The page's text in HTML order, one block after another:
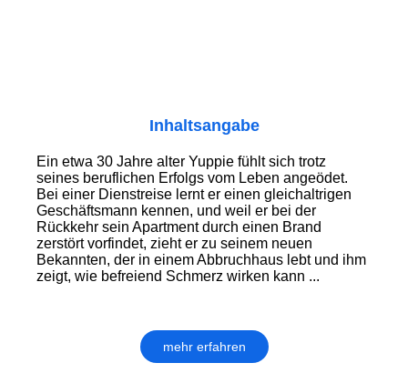
Inhaltsangabe
Ein etwa 30 Jahre alter Yuppie fühlt sich trotz
seines beruflichen Erfolgs vom Leben angeödet.
Bei einer Dienstreise lernt er einen gleichaltrigen
Geschäftsmann kennen, und weil er bei der
Rückkehr sein Apartment durch einen Brand
zerstört vorfindet, zieht er zu seinem neuen
Bekannten, der in einem Abbruchhaus lebt und ihm
zeigt, wie befreiend Schmerz wirken kann ...
mehr erfahren